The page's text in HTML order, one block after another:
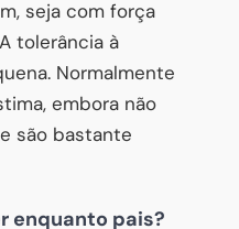
seja com força
tolerância à
Normalmente
embora não
são bastante
enquanto pais?